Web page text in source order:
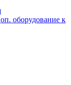
оборудование к